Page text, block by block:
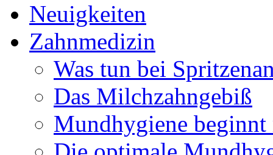
Neuigkeiten
Zahnmedizin
Was tun bei
Das Milchzahngebiß
Mundhygiene beginnt